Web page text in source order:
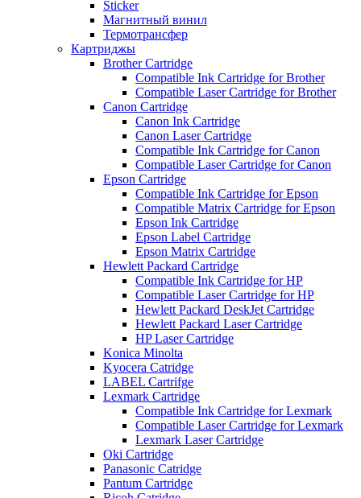
Sticker
Магнитный винил
Термотрансфер
Картриджы
Brother Cartridge
Compatible Ink Cartridge for Brother
Compatible Laser Cartridge for Brother
Canon Cartridge
Canon Ink Cartridge
Canon Laser Cartridge
Compatible Ink Cartridge for Canon
Compatible Laser Cartridge for Canon
Epson Cartridge
Compatible Ink Cartridge for Epson
Compatible Matrix Cartridge for Epson
Epson Ink Cartridge
Epson Label Cartridge
Epson Matrix Cartridge
Hewlett Packard Cartridge
Compatible Ink Cartridge for HP
Compatible Laser Cartridge for HP
Hewlett Packard DeskJet Cartridge
Hewlett Packard Laser Cartridge
HP Laser Cartridge
Konica Minolta
Kyocera Catridge
LABEL Cartrifge
Lexmark Cartridge
Compatible Ink Cartridge for Lexmark
Compatible Laser Cartridge for Lexmark
Lexmark Laser Cartridge
Oki Cartridge
Panasonic Catridge
Pantum Cartridge